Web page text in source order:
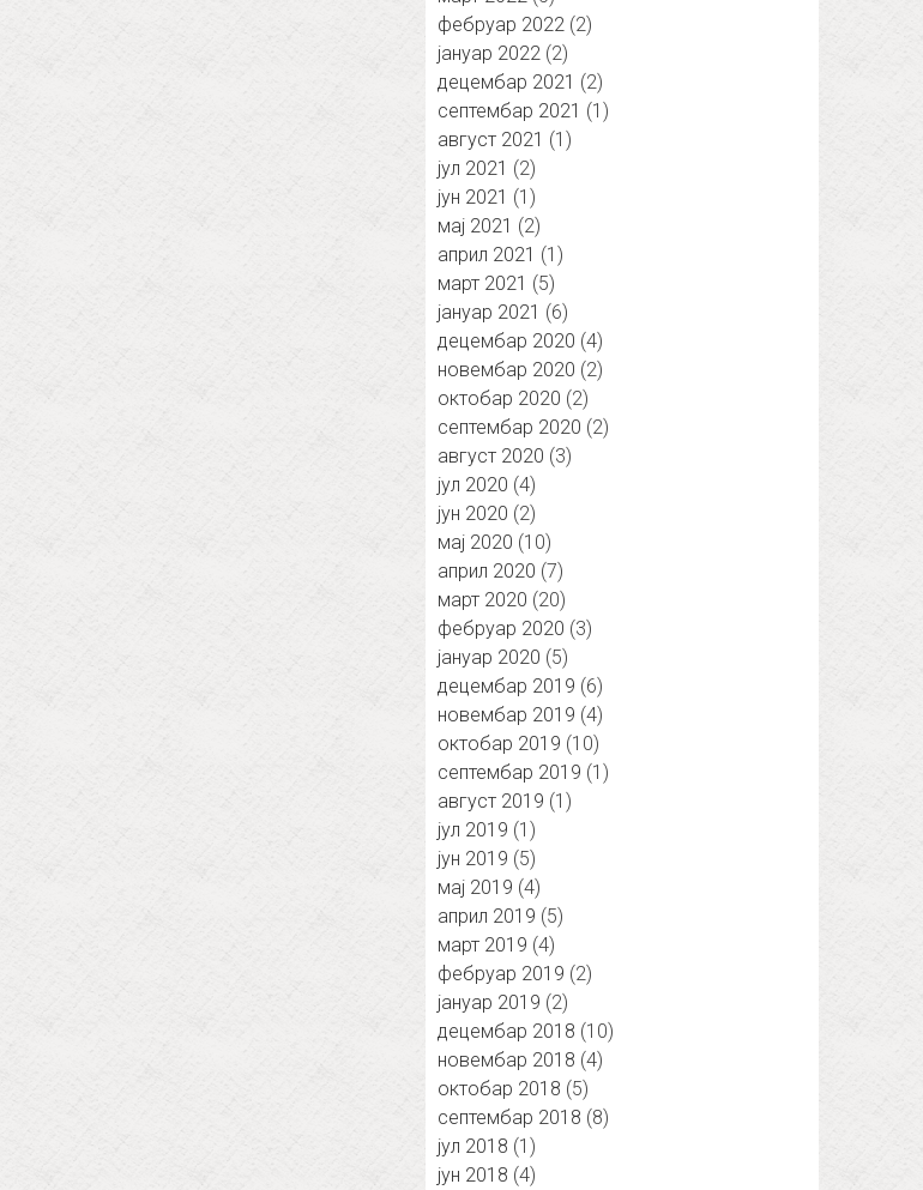
фебруар 2022 (2)
јануар 2022 (2)
децембар 2021 (2)
септембар 2021 (1)
август 2021 (1)
јул 2021 (2)
јун 2021 (1)
мај 2021 (2)
април 2021 (1)
март 2021 (5)
јануар 2021 (6)
децембар 2020 (4)
новембар 2020 (2)
октобар 2020 (2)
септембар 2020 (2)
август 2020 (3)
јул 2020 (4)
јун 2020 (2)
мај 2020 (10)
април 2020 (7)
март 2020 (20)
фебруар 2020 (3)
јануар 2020 (5)
децембар 2019 (6)
новембар 2019 (4)
октобар 2019 (10)
септембар 2019 (1)
август 2019 (1)
јул 2019 (1)
јун 2019 (5)
мај 2019 (4)
април 2019 (5)
март 2019 (4)
фебруар 2019 (2)
јануар 2019 (2)
децембар 2018 (10)
новембар 2018 (4)
октобар 2018 (5)
септембар 2018 (8)
јул 2018 (1)
јун 2018 (4)